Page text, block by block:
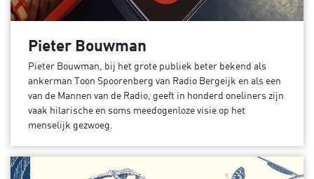
Pieter Bouwman
Pieter Bouwman, bij het grote publiek beter bekend als
ankerman Toon Spoorenberg van Radio Bergeijk en als een
van de Mannen van de Radio, geeft in honderd oneliners zijn
vaak hilarische en soms meedogenloze visie op het
menselijk gezwoeg.